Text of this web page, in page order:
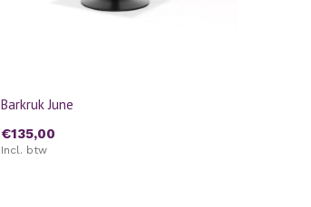
Barkruk June
€135,00
Incl. btw